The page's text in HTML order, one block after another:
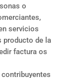
o
servicios
producto de la
factura os